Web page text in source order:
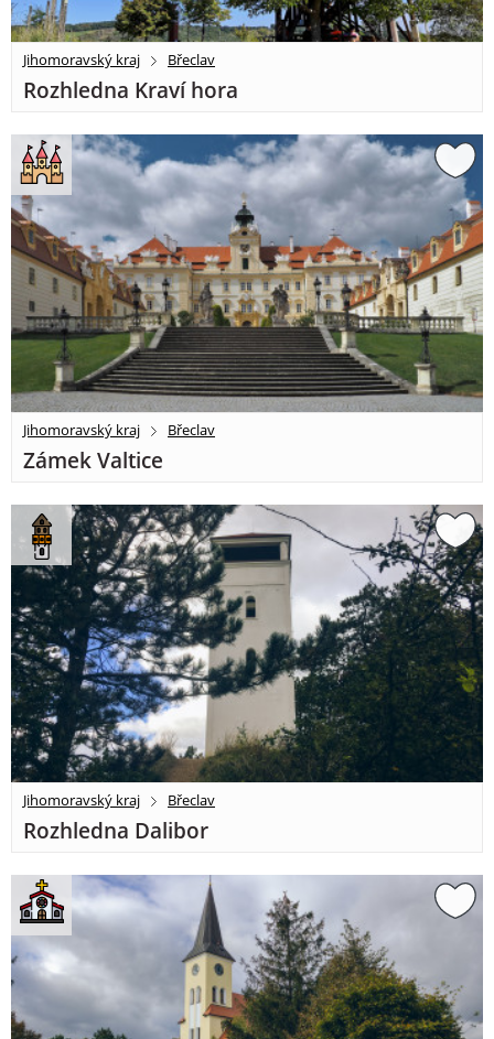
Jihomoravský kraj Břeclav
Rozhledna Kraví hora
Jihomoravský kraj Břeclav
Zámek Valtice
Jihomoravský kraj Břeclav
Rozhledna Dalibor